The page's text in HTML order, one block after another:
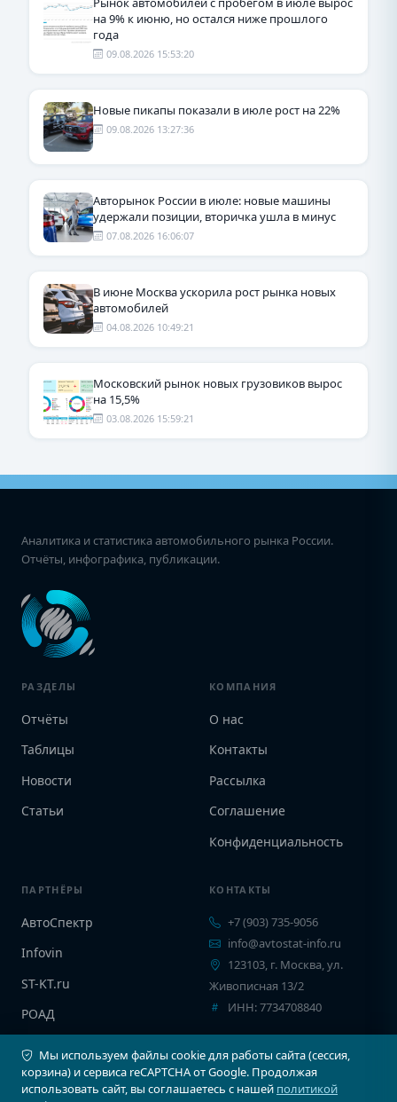
на 9% к июню, но остался ниже прошлого
года
09.08.2026 15:53:20
Новые пикапы показали в июле рост на 22%
09.08.2026 13:27:36
Авторынок России в июле: новые машины
удержали позиции, вторичка ушла в минус
07.08.2026 16:06:07
В июне Москва ускорила рост рынка новых
автомобилей
04.08.2026 10:49:21
Московский рынок новых грузовиков вырос
на 15,5%
03.08.2026 15:59:21
Аналитика и статистика автомобильного рынка России.
Отчёты, инфографика, публикации.
РАЗДЕЛЫ
Отчёты
Таблицы
Новости
Статьи
КОМПАНИЯ
О нас
Контакты
Рассылка
Соглашение
Конфиденциальность
ПАРТНЁРЫ
АвтоСпектр
Infovin
ST-KT.ru
РОАД
КОНТАКТЫ
+7 (903) 735-9056
info@avtostat-info.ru
123103, г. Москва, ул.
Живописная 13/2
ИНН: 7734708840
Мы используем файлы cookie для работы сайта (сессия,
корзина) и сервиса reCAPTCHA от Google. Продолжая
использовать сайт, вы соглашаетесь с нашей политикой